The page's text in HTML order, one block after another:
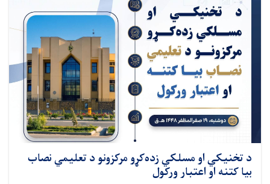
د تخنیکي او مسلکي زده‌کړو مرکزونو د تعلیمي نصاب
بیا کتنه او اعتبار ورکول